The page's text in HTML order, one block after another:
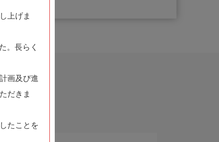
上げま
。長らく
画及び進
だきま
たことを